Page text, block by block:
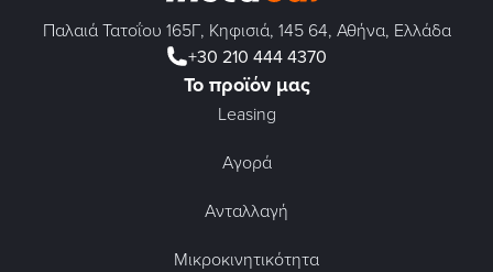
Παλαιά Τατοΐου 165Γ, Κηφισιά, 145 64, Αθήνα, Ελλάδα
+30 210 444 4370
Το προϊόν μας
Leasing
Αγορά
Ανταλλαγή
Μικροκινητικότητα